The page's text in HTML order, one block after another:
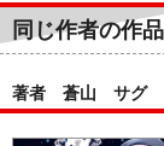
同じ作者の作
著者 蒼山 サグ